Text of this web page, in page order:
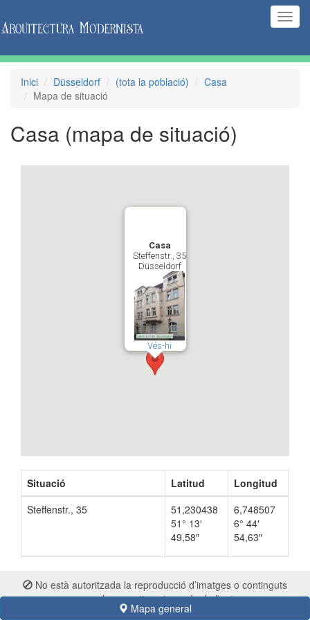
Inici Düsseldorf (tota la població)
Casa
Mapa de situació
Casa (mapa de situació)
Casa
Steffenstr., 35
Düsseldorf
Vés-hi
Situació Latitud
Longitud
Steffenstr., 35
51,230438
51° 13′
49,58″
6,748507
6° 44′
54,63″
Mapa general
No està autoritzada la reproducció d’imatges o continguts
sense el consentiment exprés de l'autor